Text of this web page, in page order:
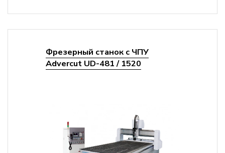
Фрезерный станок с ЧПУ
Advercut UD-481 / 1520